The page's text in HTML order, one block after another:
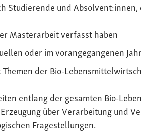
Studierende und Absolvent:innen,
Masterarbeit verfasst haben
oder im vorangegangenen
der Bio-
entlang der gesamten Bio-
über Verarbeitung und
Fragestellungen.